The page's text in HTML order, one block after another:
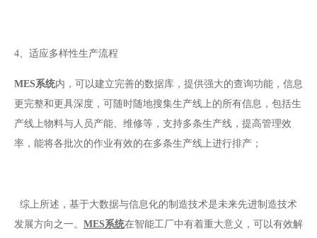
4、适应多样性生产流程
MES系统内，可以建立完善的数据库，提供强大的查询功能，信息
更完整和更具深度，可随时随地搜集生产线上的所有信息，包括生
产线上物料与人员产能、维修等，支持多条生产线，提高管理效
率，能将各批次的作业有效的在多条生产线上进行排产；
综上所述，基于大数据与信息化的制造技术是未来先进制造技术
发展方向之一。 MES系统在智能工厂中有着重大意义，可以有效解